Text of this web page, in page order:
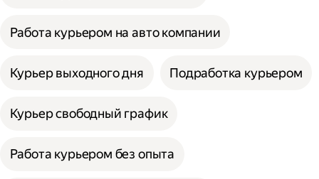
Работа курьером на авто компании
Курьер выходного дня Подработка курьером
Курьер свободный график
Работа курьером без опыта